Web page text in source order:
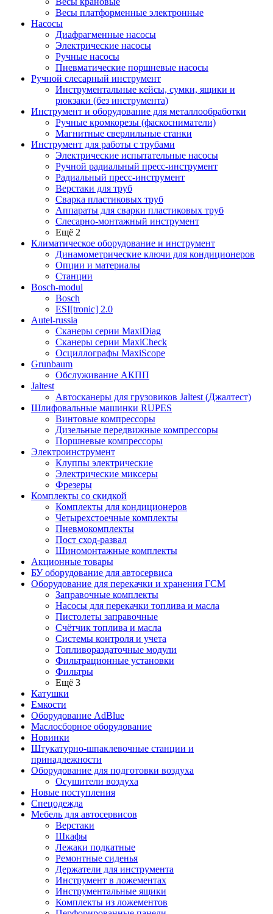
Весы платформенные электронные
Насосы
Диафрагменные насосы
Электрические насосы
Ручные насосы
Пневматические поршневые насосы
Ручной слесарный инструмент
Инструментальные кейсы, сумки, ящики и
рюкзаки (без инструмента)
Инструмент и оборудование для металлообработки
Ручные кромкорезы (фаскосниматели)
Магнитные сверлильные станки
Инструмент для работы с трубами
Электрические испытательные насосы
Ручной радиальный пресс-инструмент
Радиальный пресс-инструмент
Верстаки для труб
Сварка пластиковых труб
Аппараты для сварки пластиковых труб
Слесарно-монтажный инструмент
Ещё 2
Климатическое оборудование и инструмент
Динамометрические ключи для кондиционеров
Опции и материалы
Станции
Bosch-modul
Bosch
ESI[tronic] 2.0
Autel-russia
Сканеры серии MaxiDiag
Сканеры серии MaxiCheck
Осциллографы MaxiScope
Grunbaum
Обслуживание АКПП
Jaltest
Автосканеры для грузовиков Jaltest (Джалтест)
Шлифовальные машинки RUPES
Винтовые компрессоры
Дизельные передвижные компрессоры
Поршневые компрессоры
Электроинструмент
Клуппы электрические
Электрические миксеры
Фрезеры
Комплекты со скидкой
Комплекты для кондиционеров
Четырехстоечные комплекты
Пневмокомплекты
Пост сход-развал
Шиномонтажные комплекты
Акционные товары
БУ оборудование для автосервиса
Оборудование для перекачки и хранения ГСМ
Заправочные комплекты
Насосы для перекачки топлива и масла
Пистолеты заправочные
Счётчик топлива и масла
Системы контроля и учета
Топливораздаточные модули
Фильтрационные установки
Фильтры
Ещё 3
Катушки
Емкости
Оборудование AdBlue
Маслосборное оборудование
Новинки
Штукатурно-шпаклевочные станции и
принадлежности
Оборудование для подготовки воздуха
Осушители воздуха
Новые поступления
Спецодежда
Мебель для автосервисов
Верстаки
Шкафы
Лежаки подкатные
Ремонтные сиденья
Держатели для инструмента
Инструмент в ложементах
Инструментальные ящики
Комплекты из ложементов